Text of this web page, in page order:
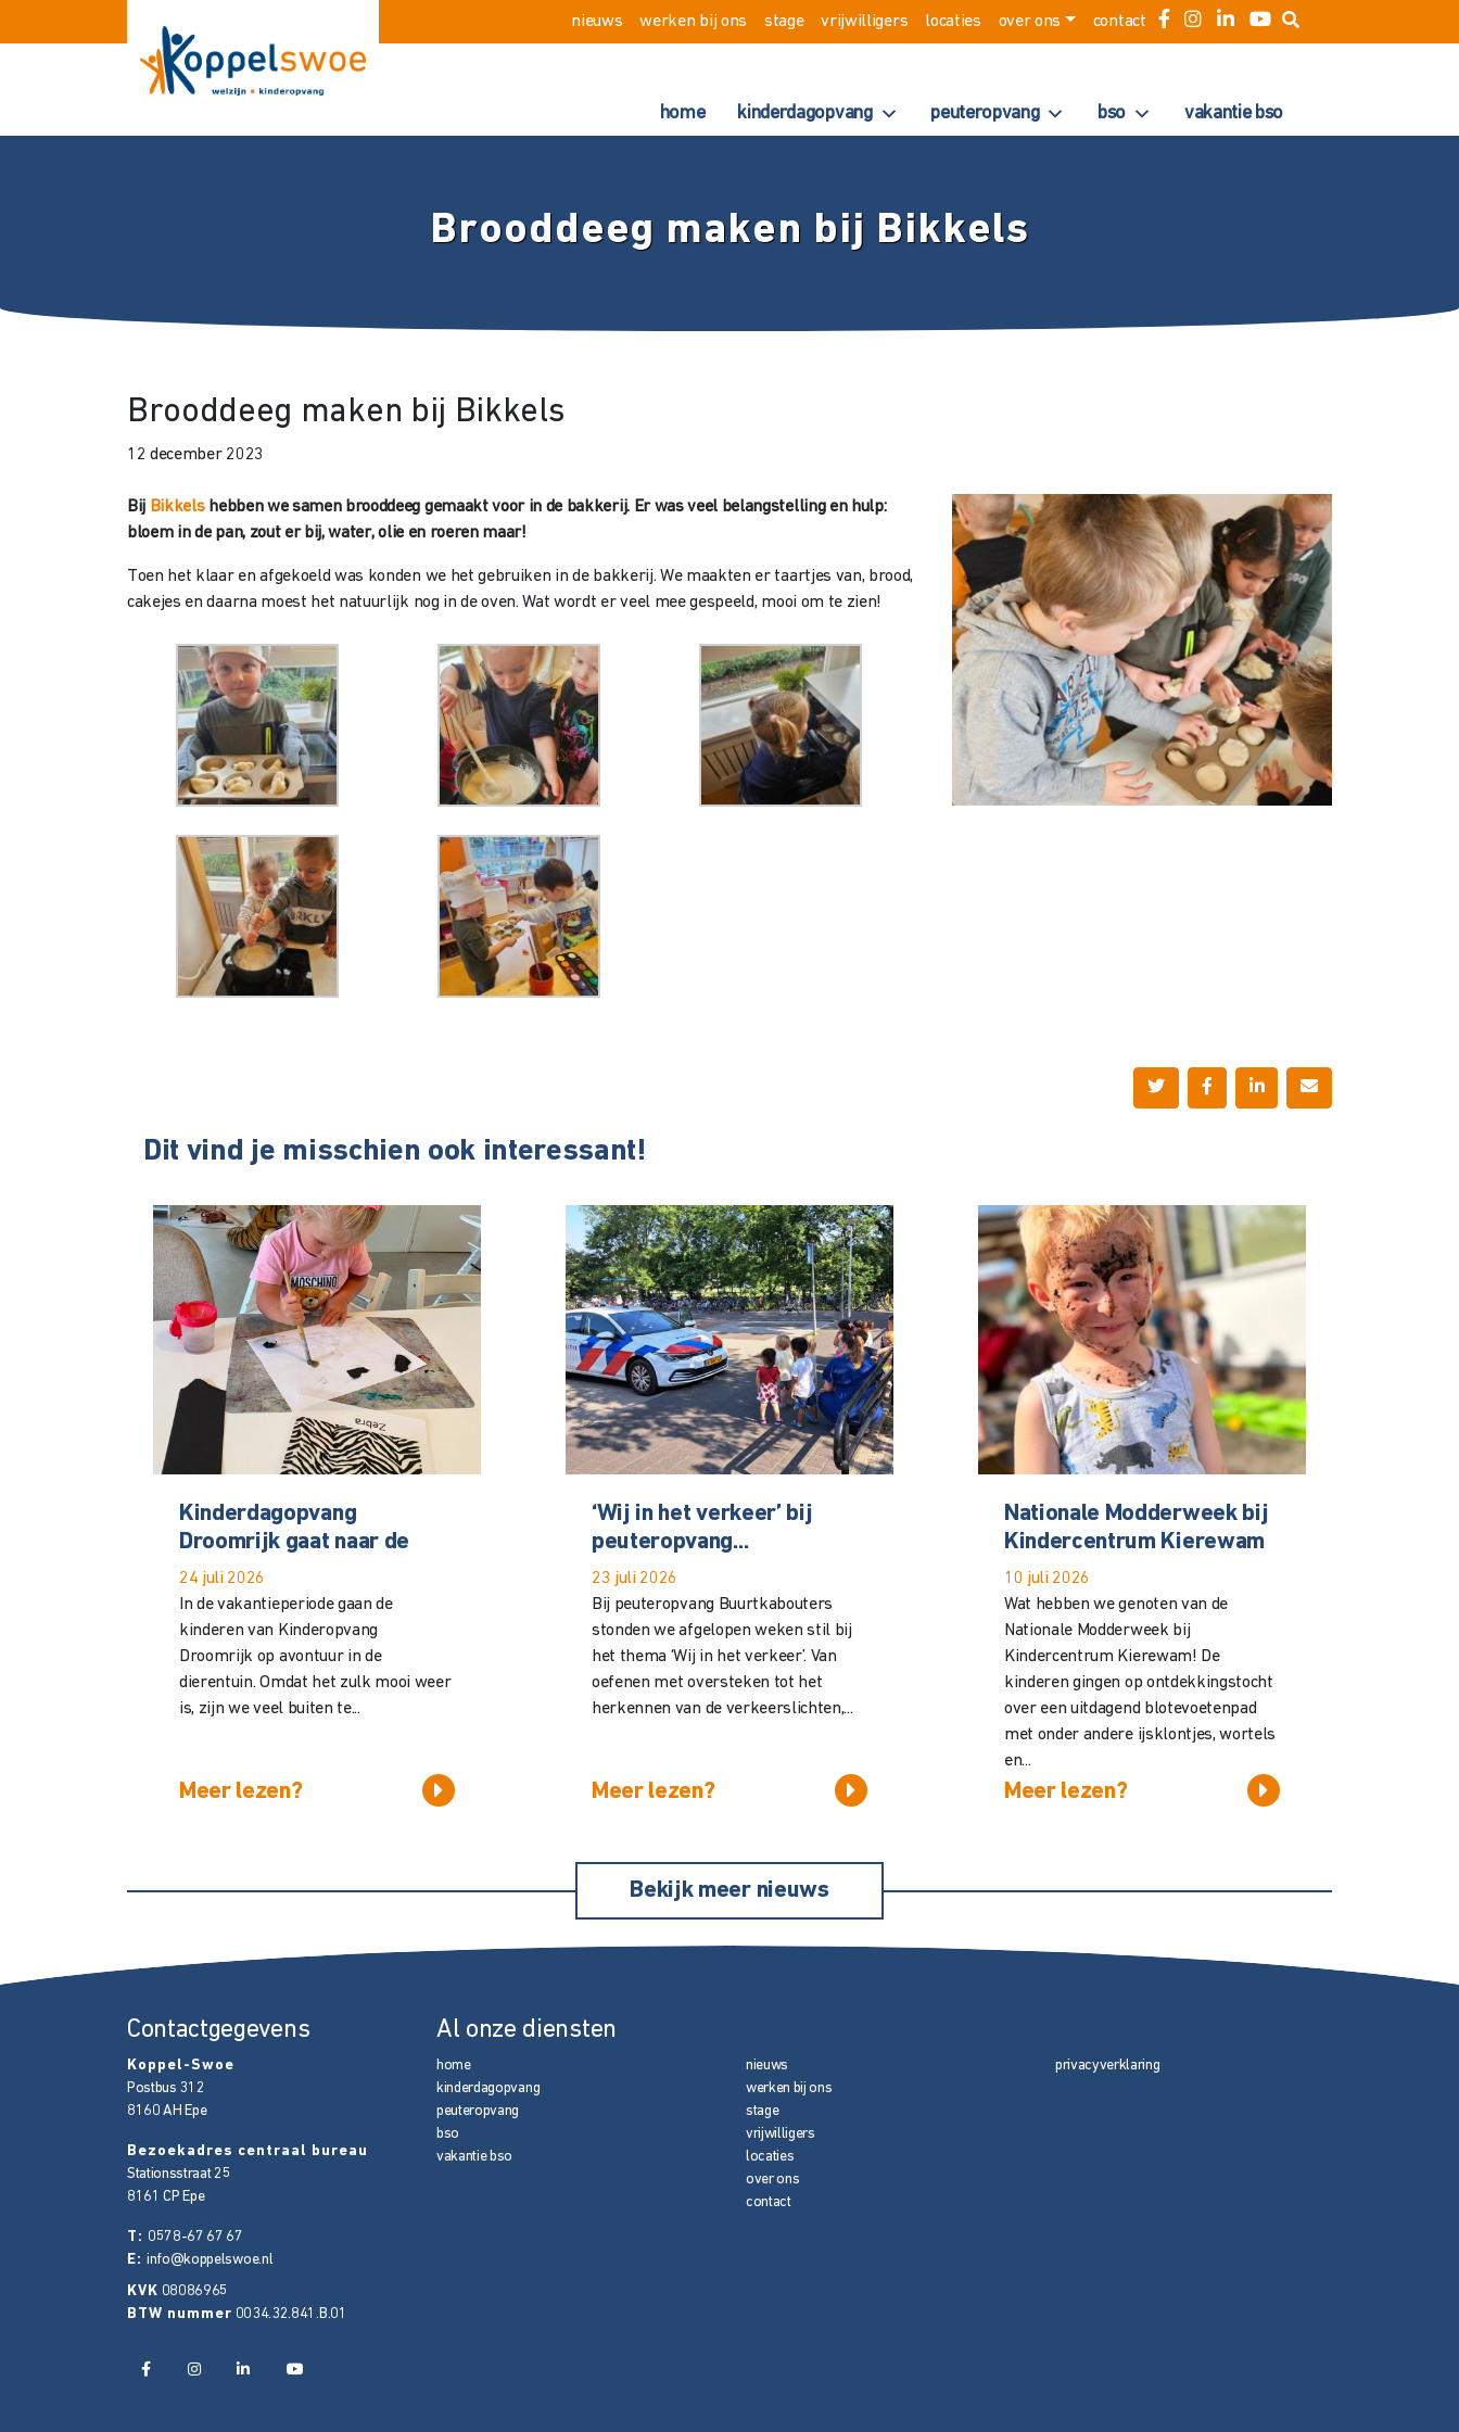
nieuws werken bij ons stage vrijwilligers locaties over ons contact
home kinderdagopvang peuteropvang bso vakantie bso
Brooddeeg maken bij Bikkels
Brooddeeg maken bij Bikkels
12 december 2023
Bij Bikkelshebben we samen brooddeeg gemaakt voor in de bakkerij. Er was veel belangstelling en hulp:
bloem in de pan, zout er bij, water, olie en roeren maar!
Toen het klaar en afgekoeld was konden we het gebruiken in de bakkerij. We maakten er taartjes van, brood,
cakejes en daarna moest het natuurlijk nog in de oven. Wat wordt er veel mee gespeeld, mooi om te zien!
Dit vind je misschien ook interessant!
Kinderdagopvang
Droomrijk gaat naar de
24 juli 2026
In de vakantieperiode gaan de
kinderen van Kinderopvang
Droomrijk op avontuur in de
dierentuin. Omdat het zulk mooi weer
is, zijn we veel buiten te...
Meer lezen?
‘Wij in het verkeer’ bij
peuteropvang...
23 juli 2026
Bij peuteropvang Buurtkabouters
stonden we afgelopen weken stil bij
het thema ‘Wij in het verkeer’. Van
oefenen met oversteken tot het
herkennen van de verkeerslichten,...
Meer lezen?
Nationale Modderweek bij
Kindercentrum Kierewam
10 juli 2026
Wat hebben we genoten van de
Nationale Modderweek bij
Kindercentrum Kierewam! De
kinderen gingen op ontdekkingstocht
over een uitdagend blotevoetenpad
met onder andere ijsklontjes, wortels
en...
Meer lezen?
Bekijk meer nieuws
Contactgegevens
Koppel-Swoe
Postbus 312
8160 AH Epe
Bezoekadres centraal bureau
Stationsstraat 25
8161 CPEpe
T: 0578-67 67 67
E: info@koppelswoe.nl
KVK 08086965
BTW nummer 0034.32.841.B.01
Al onze diensten
home
kinderdagopvang
peuteropvang
bso
vakantie bso
nieuws
werken bij ons
stage
vrijwilligers
locaties
over ons
contact
privacyverklaring